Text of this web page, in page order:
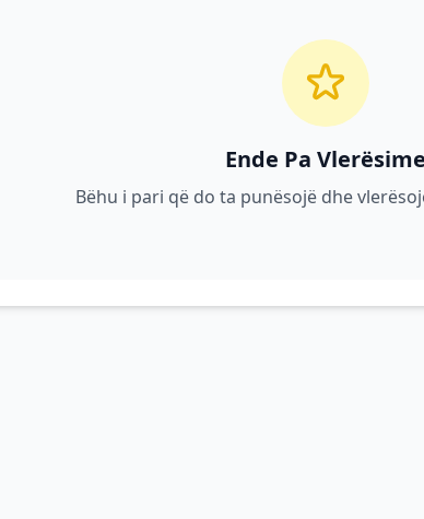
Ende Pa Vlerësime
Bëhu i pari që do ta punësojë dhe